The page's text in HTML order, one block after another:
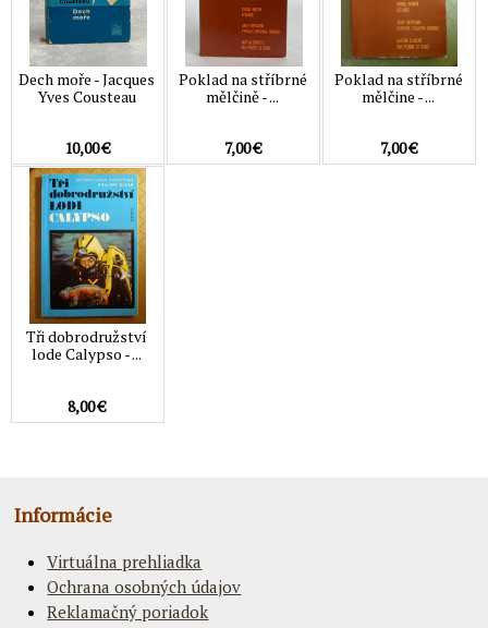
Dech moře - Jacques
Yves Cousteau
10,00 €
Poklad na stříbrné
mělčině - ...
7,00 €
Poklad na stříbrné
mělčine - ...
7,00 €
Tři dobrodružství
lode Calypso - ...
8,00 €
Informácie
Virtuálna prehliadka
Ochrana osobných údajov
Reklamačný poriadok